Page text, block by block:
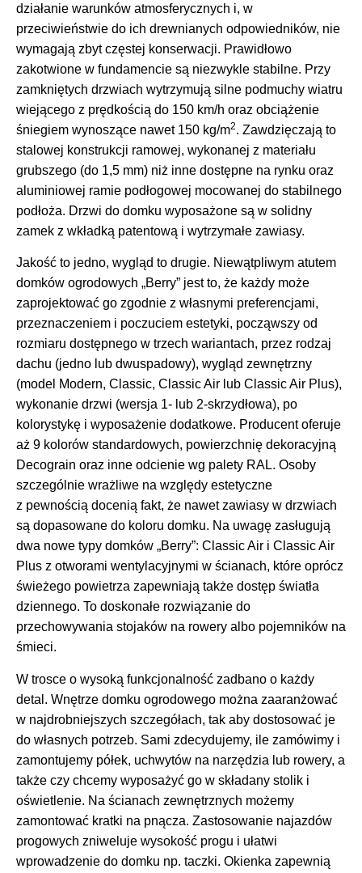
działanie warunków atmosferycznych i, w
przeciwieństwie do ich drewnianych odpowiedników, nie
wymagają zbyt częstej konserwacji. Prawidłowo
zakotwione w fundamencie są niezwykle stabilne. Przy
zamkniętych drzwiach wytrzymują silne podmuchy wiatru
wiejącego z prędkością do 150 km/h oraz obciążenie
śniegiem wynoszące nawet 150 kg/m2. Zawdzięczają to
stalowej konstrukcji ramowej, wykonanej z materiału
grubszego (do 1,5 mm) niż inne dostępne na rynku oraz
aluminiowej ramie podłogowej mocowanej do stabilnego
podłoża. Drzwi do domku wyposażone są w solidny
zamek z wkładką patentową i wytrzymałe zawiasy.
Jakość to jedno, wygląd to drugie. Niewątpliwym atutem
domków ogrodowych „Berry” jest to, że każdy może
zaprojektować go zgodnie z własnymi preferencjami,
przeznaczeniem i poczuciem estetyki, począwszy od
rozmiaru dostępnego w trzech wariantach, przez rodzaj
dachu (jedno lub dwuspadowy), wygląd zewnętrzny
(model Modern, Classic, Classic Air lub Classic Air Plus),
wykonanie drzwi (wersja 1- lub 2-skrzydłowa), po
kolorystykę i wyposażenie dodatkowe. Producent oferuje
aż 9 kolorów standardowych, powierzchnię dekoracyjną
Decograin oraz inne odcienie wg palety RAL. Osoby
szczególnie wrażliwe na względy estetyczne
z pewnością docenią fakt, że nawet zawiasy w drzwiach
są dopasowane do koloru domku. Na uwagę zasługują
dwa nowe typy domków „Berry”: Classic Air i Classic Air
Plus z otworami wentylacyjnymi w ścianach, które oprócz
świeżego powietrza zapewniają także dostęp światła
dziennego. To doskonałe rozwiązanie do
przechowywania stojaków na rowery albo pojemników na
śmieci.
W trosce o wysoką funkcjonalność zadbano o każdy
detal. Wnętrze domku ogrodowego można zaaranżować
w najdrobniejszych szczegółach, tak aby dostosować je
do własnych potrzeb. Sami zdecydujemy, ile zamówimy i
zamontujemy półek, uchwytów na narzędzia lub rowery, a
także czy chcemy wyposażyć go w składany stolik i
oświetlenie. Na ścianach zewnętrznych możemy
zamontować kratki na pnącza. Zastosowanie najazdów
progowych zniweluje wysokość progu i ułatwi
wprowadzenie do domku np. taczki. Okienka zapewnią